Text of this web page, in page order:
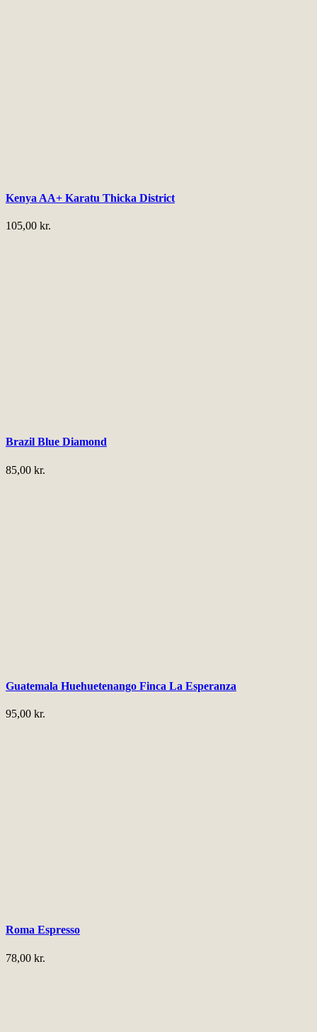
Kenya AA+ Karatu Thicka District
105,00 kr.
Brazil Blue Diamond
85,00 kr.
Guatemala Huehuetenango Finca La Esperanza
95,00 kr.
Roma Espresso
78,00 kr.